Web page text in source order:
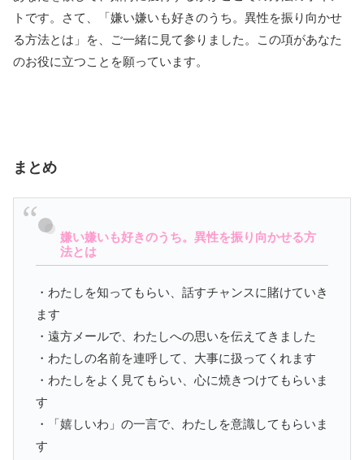
トです。さて、「嫌い嫌いも好きのうち。異性を振り向かせ
る方法とは」を、ご一緒に見て参りました。この項があなた
のお役に立つことを願っています。
まとめ
嫌い嫌いも好きのうち。異性を振り向かせる方
法とは
・わたしを知ってもらい、話すチャンスに賭けていき
ます
・遠方メールで、わたしへの思いを伝えてきました
・わたしの名前を連呼して、大事に扱ってくれます
・わたしをよく見てもらい、心に焼きつけてもらいま
す
・「嬉しいわ」の一言で、わたしを意識してもらいま
す